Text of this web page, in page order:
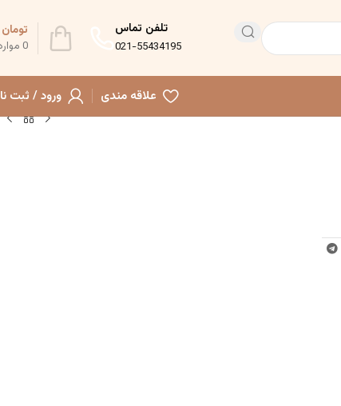
تلفن تماس
021-55434195
0
تومان
علاقه مندی
ورود / ثبت